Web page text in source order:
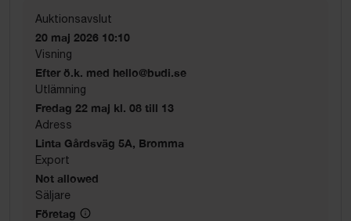
Auktionsavslut
20 maj 2026 10:10
Visning
Efter ö.k. med hello@budi.se
Utlämning
Fredag 22 maj kl. 08 till 13
Adress
Linta Gårdsväg 5A, Bromma
Export
Not allowed
Säljare
Företag